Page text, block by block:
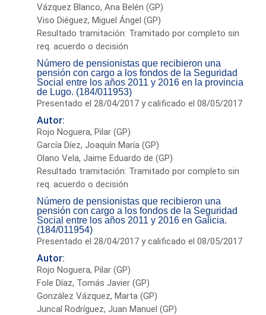
Vázquez Blanco, Ana Belén (GP)
Viso Diéguez, Miguel Ángel (GP)
Resultado tramitación: Tramitado por completo sin
req. acuerdo o decisión
Número de pensionistas que recibieron una
pensión con cargo a los fondos de la Seguridad
Social entre los años 2011 y 2016 en la provincia
de Lugo. (184/011953)
Presentado el 28/04/2017 y calificado el 08/05/2017
Autor:
Rojo Noguera, Pilar (GP)
García Díez, Joaquín María (GP)
Olano Vela, Jaime Eduardo de (GP)
Resultado tramitación: Tramitado por completo sin
req. acuerdo o decisión
Número de pensionistas que recibieron una
pensión con cargo a los fondos de la Seguridad
Social entre los años 2011 y 2016 en Galicia.
(184/011954)
Presentado el 28/04/2017 y calificado el 08/05/2017
Autor:
Rojo Noguera, Pilar (GP)
Fole Díaz, Tomás Javier (GP)
González Vázquez, Marta (GP)
Juncal Rodríguez, Juan Manuel (GP)